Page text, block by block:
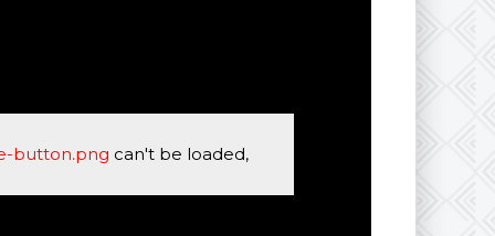
button.png can't be loaded,